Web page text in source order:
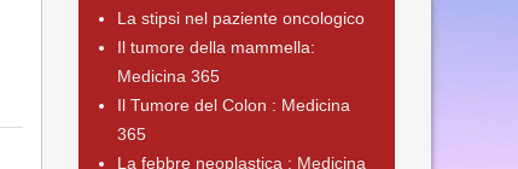
La stipsi nel paziente oncologico
Il tumore della mammella:
Medicina 365
Il Tumore del Colon : Medicina
365
La febbre neoplastica : Medicina